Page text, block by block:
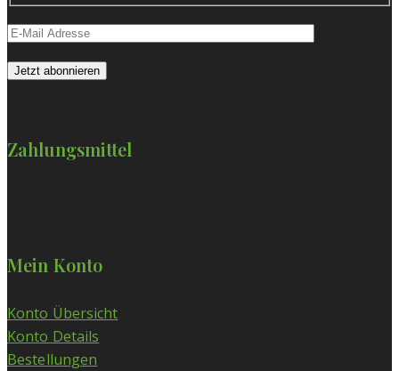
Zahlungsmittel
Mein Konto
Konto Übersicht
Konto Details
Bestellungen